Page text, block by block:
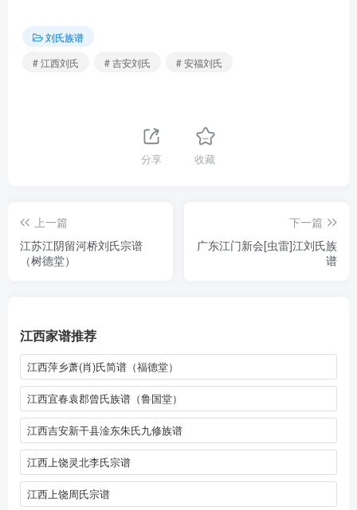
刘氏族谱
# 江西刘氏
# 吉安刘氏 # 安福刘氏
分享 收藏
上一篇
江苏江阴留河桥刘氏宗谱
（树德堂）
下一篇
广东江门新会[虫雷]江刘氏族
谱
江西家谱推荐
江西萍乡萧(肖)氏简谱（福德堂）
江西宜春袁郡曾氏族谱（鲁国堂）
江西吉安新干县淦东朱氏九修族谱
江西上饶灵北李氏宗谱
江西上饶周氏宗谱